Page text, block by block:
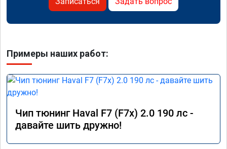
Примеры наших работ:
Чип тюнинг Haval F7 (F7x) 2.0 190 лс -
давайте шить дружно!